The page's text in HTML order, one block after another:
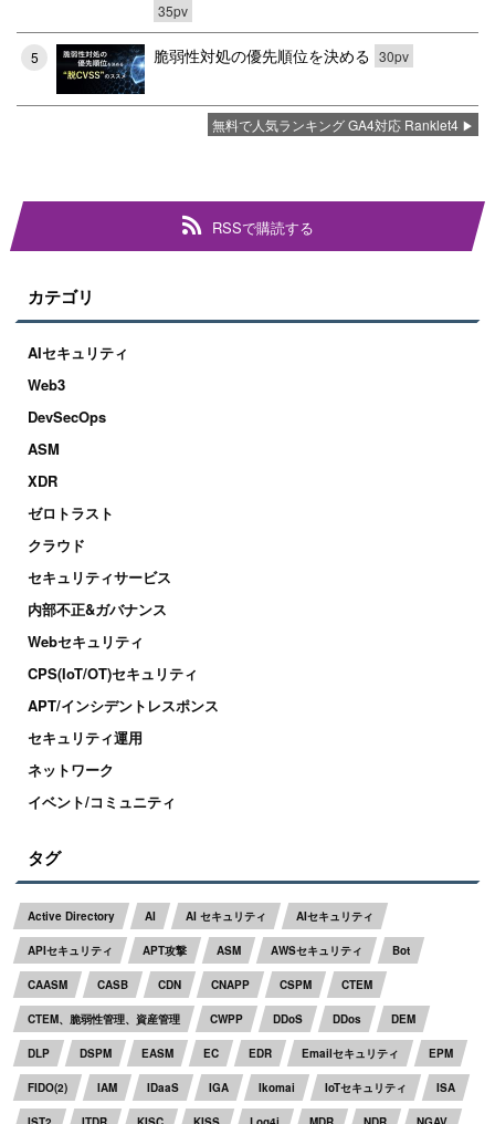
35pv
5 脆弱性対処の優先順位を決める 30pv
無料で人気ランキング GA4対応 Ranklet4
RSSで購読する
カテゴリ
AIセキュリティ
Web3
DevSecOps
ASM
XDR
ゼロトラスト
クラウド
セキュリティサービス
内部不正&ガバナンス
Webセキュリティ
CPS(IoT/OT)セキュリティ
APT/インシデントレスポンス
セキュリティ運用
ネットワーク
イベント/コミュニティ
タグ
Active Directory AI AI セキュリティ AIセキュリティ
APIセキュリティ APT攻撃 ASM AWSセキュリティ Bot
CAASM CASB CDN CNAPP CSPM CTEM
CTEM、脆弱性管理、資産管理 CWPP DDoS DDos DEM
DLP DSPM EASM EC EDR Emailセキュリティ EPM
FIDO(2) IAM IDaaS IGA Ikomai IoTセキュリティ ISA